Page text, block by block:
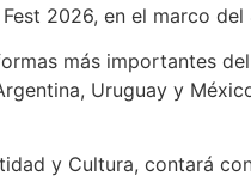
2026, en el marco
más importantes
Uruguay y
y Cultura, contará